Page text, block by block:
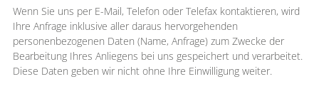
Wenn Sie uns per E-Mail, Telefon oder Telefax kontaktieren, wird
Ihre Anfrage inklusive aller daraus hervorgehenden
personenbezogenen Daten (Name, Anfrage) zum Zwecke der
Bearbeitung Ihres Anliegens bei uns gespeichert und verarbeitet.
Diese Daten geben wir nicht ohne Ihre Einwilligung weiter.